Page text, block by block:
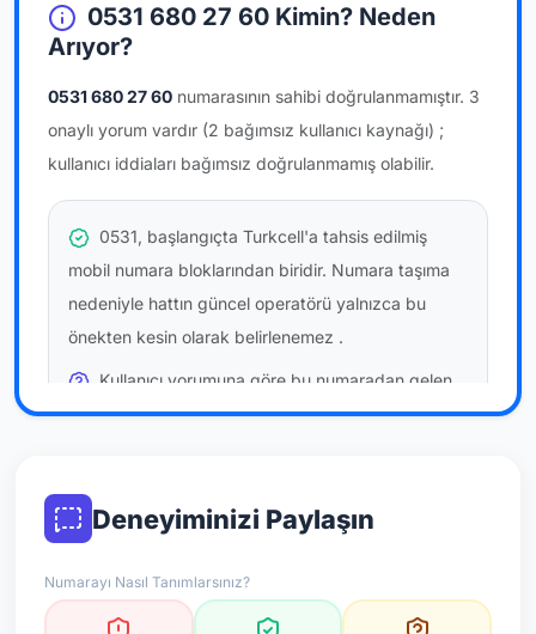
0531 680 27 60 Kimin? Neden
Arıyor?
0531 680 27 60 numarasının sahibi doğrulanmamıştır. 3
onaylı yorum vardır (2 bağımsız kullanıcı kaynağı) ;
kullanıcı iddiaları bağımsız doğrulanmamış olabilir.
0531, başlangıçta Turkcell'a tahsis edilmiş
mobil numara bloklarından biridir. Numara taşıma
nedeniyle hattın güncel operatörü yalnızca bu
önekten kesin olarak belirlenemez .
Kullanıcı yorumuna göre bu numaradan gelen
çağrılaratemkinli yaklaşmanızönerilir; bu bir site
resmi doğrulama niteliği taşımaz.
*Not: Değerlendirmeler onaylı kullanıcı yorumlarına göre
güncellenir.
Deneyiminizi Paylaşın
Numarayı Nasıl Tanımlarsınız?